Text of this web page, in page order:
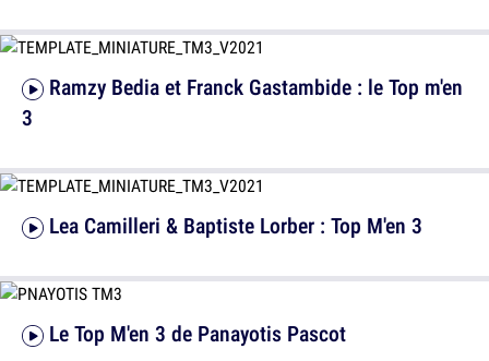
Le Top M'en 3 de Panayotis Pascot
3
Lea Camilleri & Baptiste Lorber : Top M'en 3